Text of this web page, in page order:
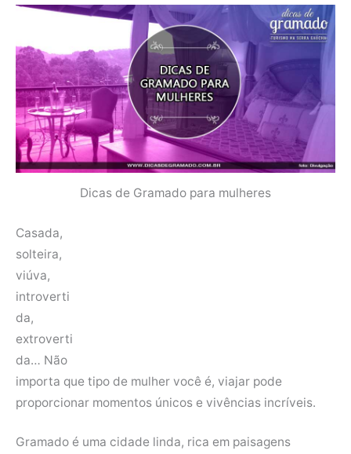
Dicas de Gramado para mulheres
Casada,
solteira,
viúva,
introverti
da,
extroverti
da… Não
importa que tipo de mulher você é, viajar pode
proporcionar momentos únicos e vivências incríveis.
Gramado é uma cidade linda, rica em paisagens